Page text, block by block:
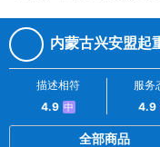
内蒙古兴安盟起
描述相符
4.9 中
服务
4.9
全部商品